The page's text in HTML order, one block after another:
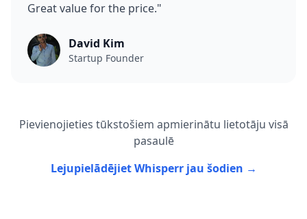
Great value for the price."
David Kim
Startup Founder
Pievienojieties tūkstošiem apmierinātu lietotāju visā
pasaulē
Lejupielādējiet Whisperr jau šodien →